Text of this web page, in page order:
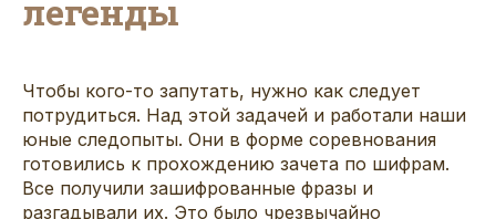
легенды
Чтобы кого-то запутать, нужно как следует
потрудиться. Над этой задачей и работали наши
юные следопыты. Они в форме соревнования
готовились к прохождению зачета по шифрам.
Все получили зашифрованные фразы и
разгадывали их. Это было чрезвычайно